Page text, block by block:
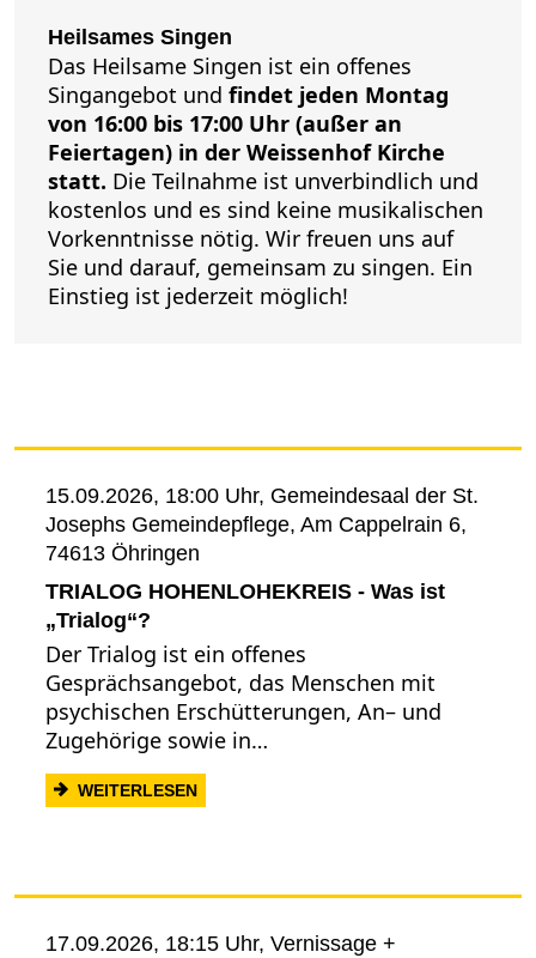
Heilsames Singen
Das Heilsame Singen ist ein offenes
Singangebot und findet jeden Montag
von 16:00 bis 17:00 Uhr (außer an
Feiertagen) in der Weissenhof Kirche
statt. Die Teilnahme ist unverbindlich und
kostenlos und es sind keine musikalischen
Vorkenntnisse nötig. Wir freuen uns auf
Sie und darauf, gemeinsam zu singen. Ein
Einstieg ist jederzeit möglich!
15.09.2026, 18:00 Uhr, Gemeindesaal der St.
Josephs Gemeindepflege, Am Cappelrain 6,
74613 Öhringen
TRIALOG HOHENLOHEKREIS - Was ist
„Trialog“?
Der Trialog ist ein offenes
Gesprächsangebot, das Menschen mit
psychischen Erschütterungen, An– und
Zugehörige sowie in…
WEITERLESEN: TRIALOG HOHENLOHEKREIS - WAS IST
17.09.2026, 18:15 Uhr, Vernissage +